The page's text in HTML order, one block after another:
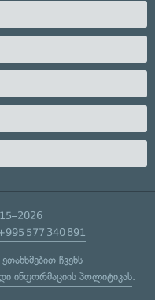
577 340 891
ჩვენს
ინფორმაციის პოლიტიკას.